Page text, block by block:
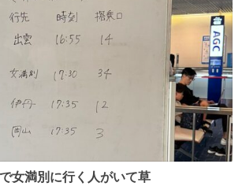
女満別に行く人がいて草